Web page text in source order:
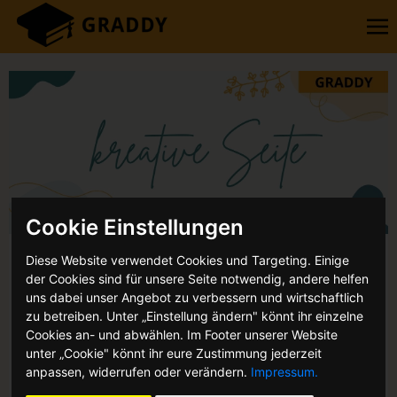
Cookie Einstellungen
Diese Website verwendet Cookies und Targeting. Einige
der Cookies sind für unsere Seite notwendig, andere helfen
uns dabei unser Angebot zu verbessern und wirtschaftlich
zu betreiben. Unter „Einstellung ändern" könnt ihr einzelne
Cookies an- und abwählen. Im Footer unserer Website
unter „Cookie" könnt ihr eure Zustimmung jederzeit
anpassen, widerrufen oder verändern. Impressum.
Abizeitung: individuelle Seite –
kreative & lustige Ideen
VON: ANNIKA MÖNNICH
Ihr möchtet für eure Abizeitung eine individuelle Seite
erstellen und wisst nicht wie? Kein Problem, mit diesem